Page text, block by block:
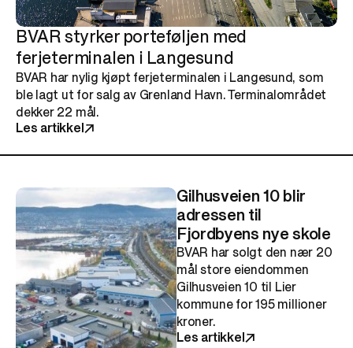
BVAR styrker porteføljen med
ferjeterminalen i Langesund
BVAR har nylig kjøpt ferjeterminalen i Langesund, som
ble lagt ut for salg av Grenland Havn. Terminalområdet
dekker 22 mål.
Les artikkel
Gilhusveien 10 blir
adressen til
Fjordbyens nye skole
BVAR har solgt den nær 20
mål store eiendommen
Gilhusveien 10 til Lier
kommune for 195 millioner
kroner.
Les artikkel